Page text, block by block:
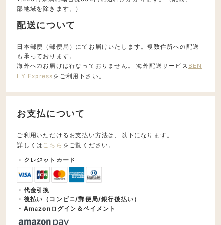
部地域を除きます。）
配送について
日本郵便（郵便局）にてお届けいたします。複数住所への配送
も承っております。
海外へのお届けは行なっておりません。 海外配送サービス BEN
LY Expressをご利用下さい。
お支払について
ご利用いただけるお支払い方法は、以下になります。
詳しくは こちら をご覧ください。
・クレジットカード
・代金引換
・後払い（コンビニ/郵便局/銀行後払い）
・Amazonログイン＆ペイメント